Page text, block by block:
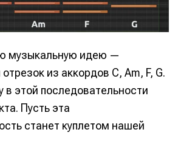
музыкальную идею —
из аккордов C, Am, F, G.
в этой последовательности
Пусть эта
станет куплетом нашей